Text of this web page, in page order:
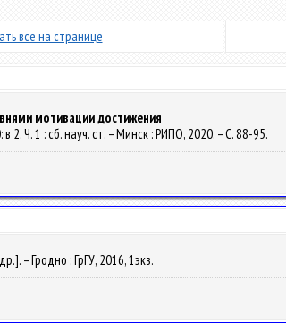
все на странице
мотивации достижения
2. Ч. 1 : сб. науч. ст. – Минск : РИПО, 2020. – С. 88-95.
– Гродно : ГрГУ, 2016, 1экз.